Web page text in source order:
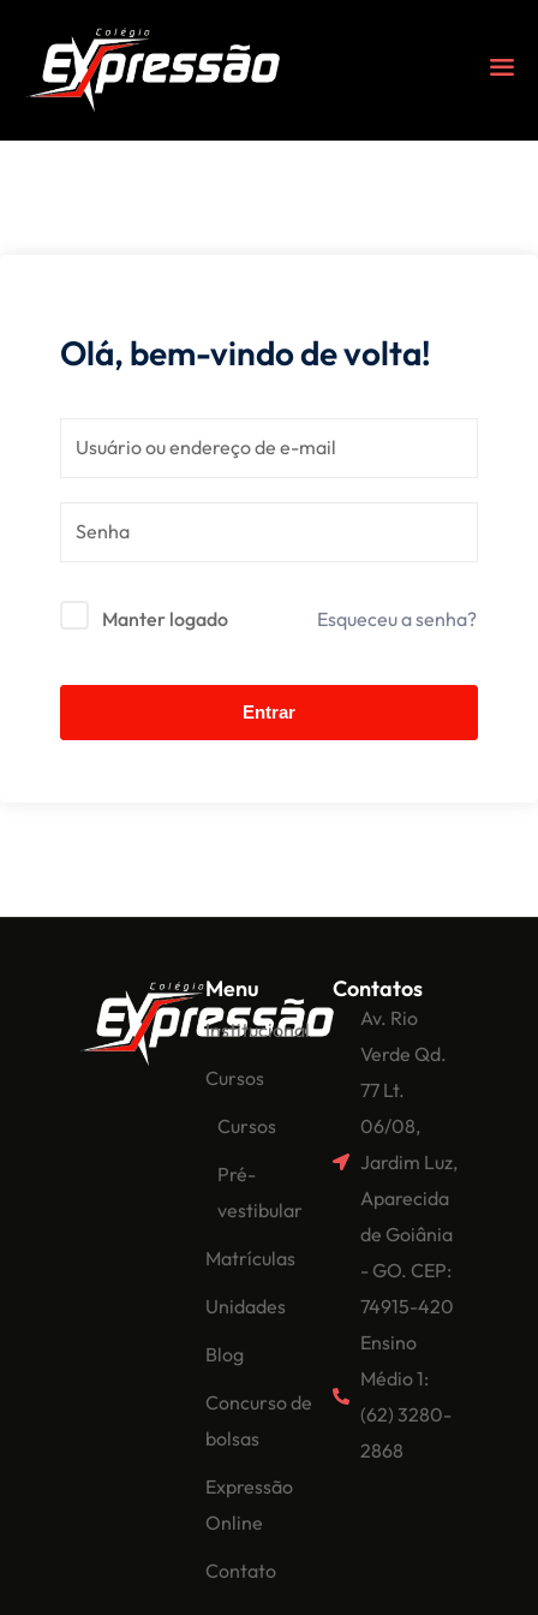
Olá, bem-vindo de volta!
Manter logado Esqueceu a senha?
Entrar
Menu
Institucional
Cursos
Cursos
Pré-
vestibular
Matrículas
Unidades
Blog
Concurso de
bolsas
Expressão
Online
Contato
Contatos
Av. Rio
Verde Qd.
77 Lt.
06/08,
Jardim Luz,
Aparecida
de Goiânia
- GO. CEP:
74915-420
Ensino
Médio 1:
(62) 3280-
2868